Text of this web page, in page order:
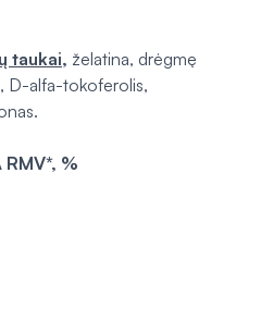
taukai, želatina, drėgmę
D-alfa-tokoferolis,
RMV*, %